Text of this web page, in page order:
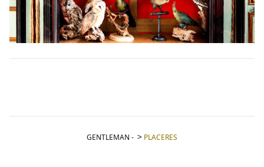
GENTLEMAN - PLACERES